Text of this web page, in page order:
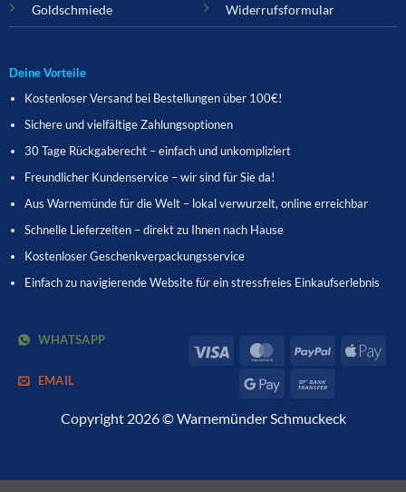
Goldschmiede Widerrufsformular
Deine Vorteile
Kostenloser Versand bei Bestellungen über 100€!
Sichere und vielfältige Zahlungsoptionen
30 Tage Rückgaberecht – einfach und unkompliziert
Freundlicher Kundenservice – wir sind für Sie da!
Aus Warnemünde für die Welt – lokal verwurzelt, online erreichbar
Schnelle Lieferzeiten – direkt zu Ihnen nach Hause
Kostenloser Geschenkverpackungsservice
Einfach zu navigierende Website für ein stressfreies Einkaufserlebnis
WHATSAPP
EMAIL
Copyright 2026 © Warnemünder Schmuckeck
Visa MasterCard
PayPal
Google